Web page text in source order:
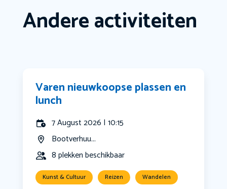
Andere activiteiten
Varen nieuwkoopse plassen en
lunch
7 August 2026 | 10:15
Bootverhuu...
8 plekken beschikbaar
Kunst & Cultuur Reizen Wandelen